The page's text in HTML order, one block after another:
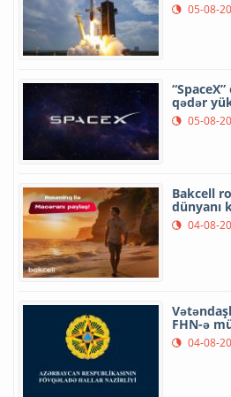
05-08-
qədər
05-08-
Bakcell
dünyanı
04-08-
FHN-ə
04-08-